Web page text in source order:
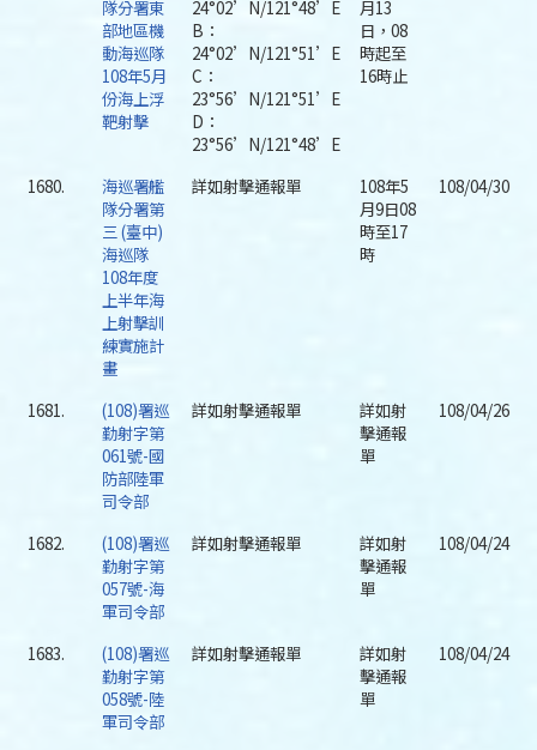
隊分署東
部地區機
動海巡隊
108年5月
份海上浮
靶射擊
24°02’N/121°48’E
B：
24°02’N/121°51’E
C：
23°56’N/121°51’E
D：
23°56’N/121°48’E
月13
日，08
時起至
16時止
1680.
海巡署艦
隊分署第
三 (臺中)
海巡隊
108年度
上半年海
上射擊訓
練實施計
畫
詳如射擊通報單
108年5
月9日08
時至17
時
108/04/30
1681.
(108)署巡
勤射字第
061號-國
防部陸軍
司令部
詳如射擊通報單
詳如射
擊通報
單
108/04/26
1682.
(108)署巡
勤射字第
057號-海
軍司令部
詳如射擊通報單
詳如射
擊通報
單
108/04/24
1683.
(108)署巡
勤射字第
058號-陸
軍司令部
詳如射擊通報單
詳如射
擊通報
單
108/04/24